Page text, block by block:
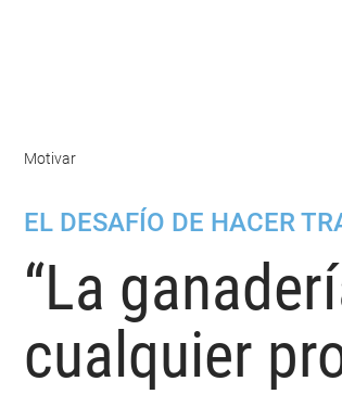
Motivar
EL DESAFÍO DE HACER
“La
cualquier